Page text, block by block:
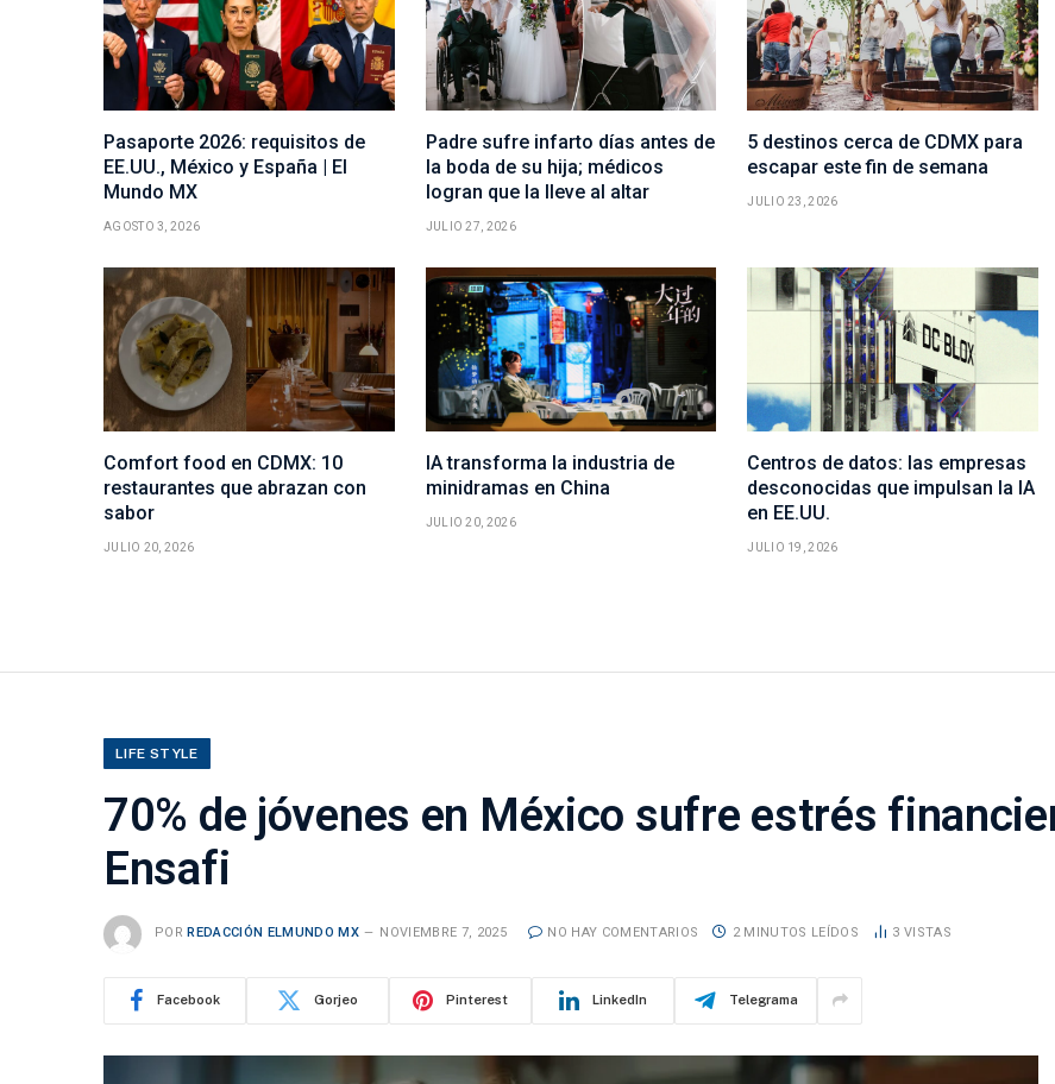
Pasaporte 2026: requisitos de
EE.UU., México y España | El
Mundo MX
AGOSTO 3, 2026
Padre sufre infarto días antes de
la boda de su hija; médicos
logran que la lleve al altar
JULIO 27, 2026
5 destinos cerca de CDMX para
escapar este fin de semana
JULIO 23, 2026
Comfort food en CDMX: 10
restaurantes que abrazan con
sabor
JULIO 20, 2026
IA transforma la industria de
minidramas en China
JULIO 20, 2026
Centros de datos: las empresas
desconocidas que impulsan la IA
en EE.UU.
JULIO 19, 2026
LIFE STYLE
70% de jóvenes en México sufre estrés
Ensafi
POR REDACCIÓN ELMUNDO MX NOVIEMBRE 7, 2025 NO HAY COMENTARIOS 2 MINUTOS LEÍDOS 3 VISTAS
Facebook Gorjeo Pinterest LinkedIn Telegrama